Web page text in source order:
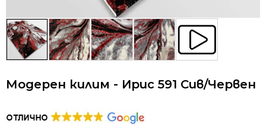
Модерен килим - Ирис 591 Сив/Червен